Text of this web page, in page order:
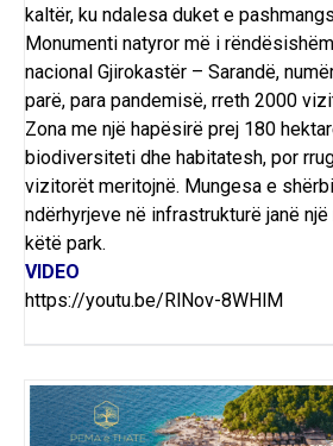
kaltër, ku ndalesa duket e
Monumenti natyror më i
nacional Gjirokastër – Sarandë,
parë, para pandemisë, rreth 2000
Zona me një hapësirë prej 180
biodiversiteti dhe habitatesh, por
vizitorët meritojnë. Mungesa e
ndërhyrjeve në infrastrukturë janë
këtë park.
VIDEO
https://youtu.be/RlNov-8WHlM